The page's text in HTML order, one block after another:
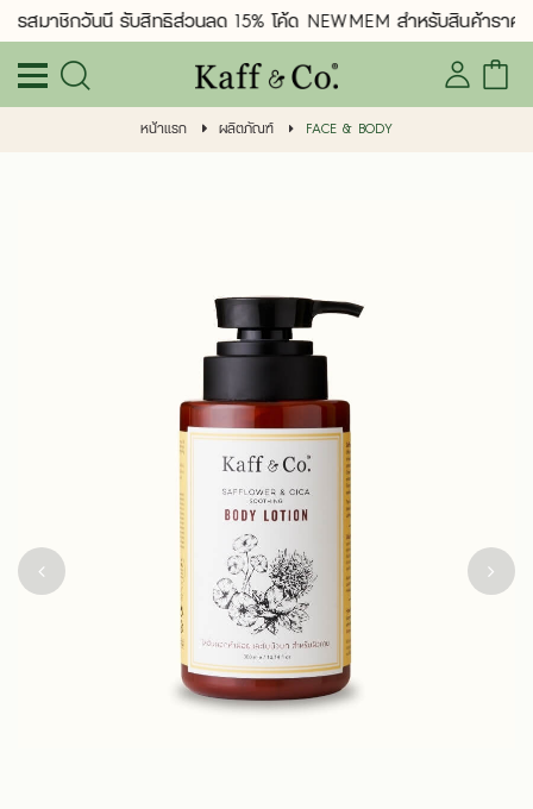
รสมาชิกวันนี้ รับสิทธิ์ส่วนลด 15% โค้ด NEWMEM สำหรับสินค้าราคา
หน้าแรก ผลิตภัณฑ์ FACE & BODY